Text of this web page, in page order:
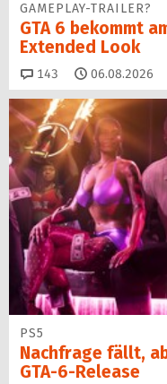
GAMEPLAY-TRAILER?
GTA 6 bekommt
Extended Look
143 Kommentare
06.08.2026
PS5
Nachfrage fällt,
GTA-6-Release